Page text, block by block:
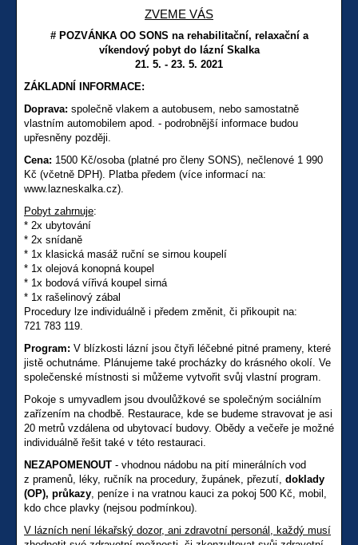
ZVEME VÁS
# POZVÁNKA OO SONS na rehabilitační, relaxační a
víkendový pobyt do lázní Skalka
21. 5. - 23. 5. 2021
ZÁKLADNÍ INFORMACE:
Doprava: společně vlakem a autobusem, nebo samostatně
vlastním automobilem apod. - podrobnější informace budou
upřesněny později.
Cena: 1500 Kč/osoba (platné pro členy SONS), nečlenové 1 990
Kč (včetně DPH). Platba předem (více informací na:
www.lazneskalka.cz).
Pobyt zahrnuje:
* 2x ubytování
* 2x snídaně
* 1x klasická masáž ruční se sirnou koupelí
* 1x olejová konopná koupel
* 1x bodová vířivá koupel sirná
* 1x rašelinový zábal
Procedury lze individuálně i předem změnit, či přikoupit na:
721 783 119.
Program: V blízkosti lázní jsou čtyři léčebné pitné prameny, které
jistě ochutnáme. Plánujeme také procházky do krásného okolí. Ve
společenské místnosti si můžeme vytvořit svůj vlastní program.
Pokoje s umyvadlem jsou dvoulůžkové se společným sociálním
zařízením na chodbě. Restaurace, kde se budeme stravovat je asi
20 metrů vzdálena od ubytovací budovy. Obědy a večeře je možné
individuálně řešit také v této restauraci.
NEZAPOMENOUT - vhodnou nádobu na pití minerálních vod
z pramenů, léky, ručník na procedury, župánek, přezutí, doklady
(OP), průkazy, peníze i na vratnou kauci za pokoj 500 Kč, mobil,
kdo chce plavky (nejsou podmínkou).
V lázních není lékařský dozor, ani zdravotní personál, každý musí